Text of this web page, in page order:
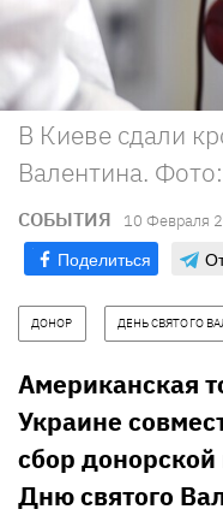
В Киеве сдали
Валентина.
СОБЫТИЯ 10 Февраля
Поделиться
ДОНОР ДЕНЬ СВЯТОГО
Американская
Украине
сбор
Дню святого